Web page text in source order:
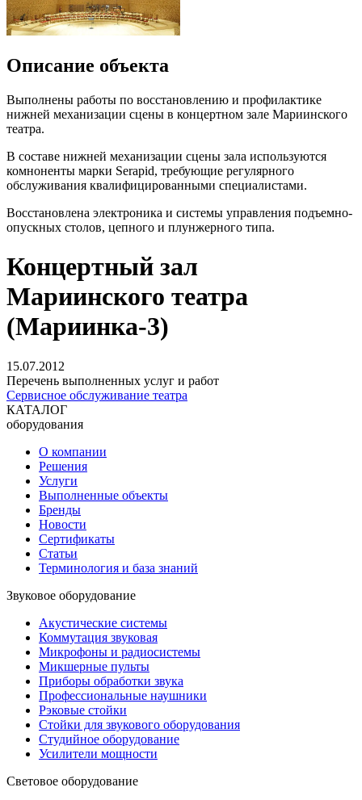
Описание объекта
Выполнены работы по восстановлению и профилактике
нижней механизации сцены в концертном зале Мариинского
театра.
В составе нижней механизации сцены зала используются
комноненты марки Serapid, требующие регулярного
обслуживания квалифицированными специалистами.
Восстановлена электроника и системы управления подъемно-
опускных столов, цепного и плунжерного типа.
Концертный зал
Мариинского театра
(Мариинка-3)
15.07.2012
Перечень выполненных услуг и работ
Сервисное обслуживание театра
КАТАЛОГ
оборудования
О компании
Решения
Услуги
Выполненные объекты
Бренды
Новости
Сертификаты
Статьи
Терминология и база знаний
Звуковое оборудование
Акустические системы
Коммутация звуковая
Микрофоны и радиосистемы
Микшерные пульты
Приборы обработки звука
Профессиональные наушники
Рэковые стойки
Стойки для звукового оборудования
Студийное оборудование
Усилители мощности
Световое оборудование